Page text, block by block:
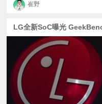
崔野
LG全新SoC曝光